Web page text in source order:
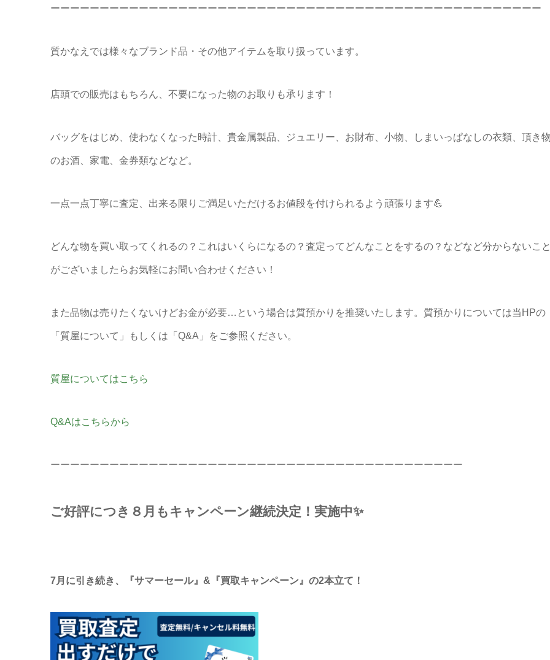
ーーーーーーーーーーーーーーーーーーーーーーーーーーーーーーーーーーーーーーーーーーーーーーーーーー
質かなえでは様々なブランド品・その他アイテムを取り扱っています。
店頭での販売はもちろん、不要になった物のお取りも承ります！
バッグをはじめ、使わなくなった時計、貴金属製品、ジュエリー、お財布、小物、しまいっぱなしの衣類、頂き物
のお酒、家電、金券類などなど。
一点一点丁寧に査定、出来る限りご満足いただけるお値段を付けられるよう頑張ります💪
どんな物を買い取ってくれるの？これはいくらになるの？査定ってどんなことをするの？などなど分からないこと
がございましたらお気軽にお問い合わせください！
また品物は売りたくないけどお金が必要…という場合は質預かりを推奨いたします。質預かりについては当HPの
「質屋について」もしくは「Q&A」をご参照ください。
質屋についてはこちら
Q&Aはこちらから
ーーーーーーーーーーーーーーーーーーーーーーーーーーーーーーーーーーーーーーーーーー
ご好評につき８月もキャンペーン継続決定！実施中✨
7月に引き続き、『サマーセール』&『買取キャンペーン』の2本立て！